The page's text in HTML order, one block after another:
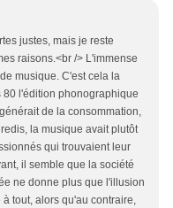
justes, mais je reste
raisons.<br /> L'immense
musique. C'est cela la
l'édition phonographique
de la consommation,
la musique avait plutôt
qui trouvaient leur
il semble que la société
ne donne plus que l'illusion
tout, alors qu'au contraire,